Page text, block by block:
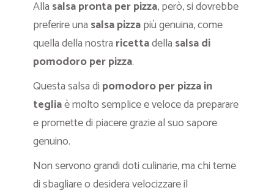
Alla salsa pronta per pizza, però, si dovrebbe
preferire una salsa pizzapiù genuina, come
quella della nostra ricettadella salsa di
pomodoro per pizza.
Questa salsa di pomodoro per pizza in
tegliaè molto semplice e veloce da preparare
e promette di piacere grazie al suo sapore
genuino.
Non servono grandi doti culinarie, ma chi teme
di sbagliare o desidera velocizzare il